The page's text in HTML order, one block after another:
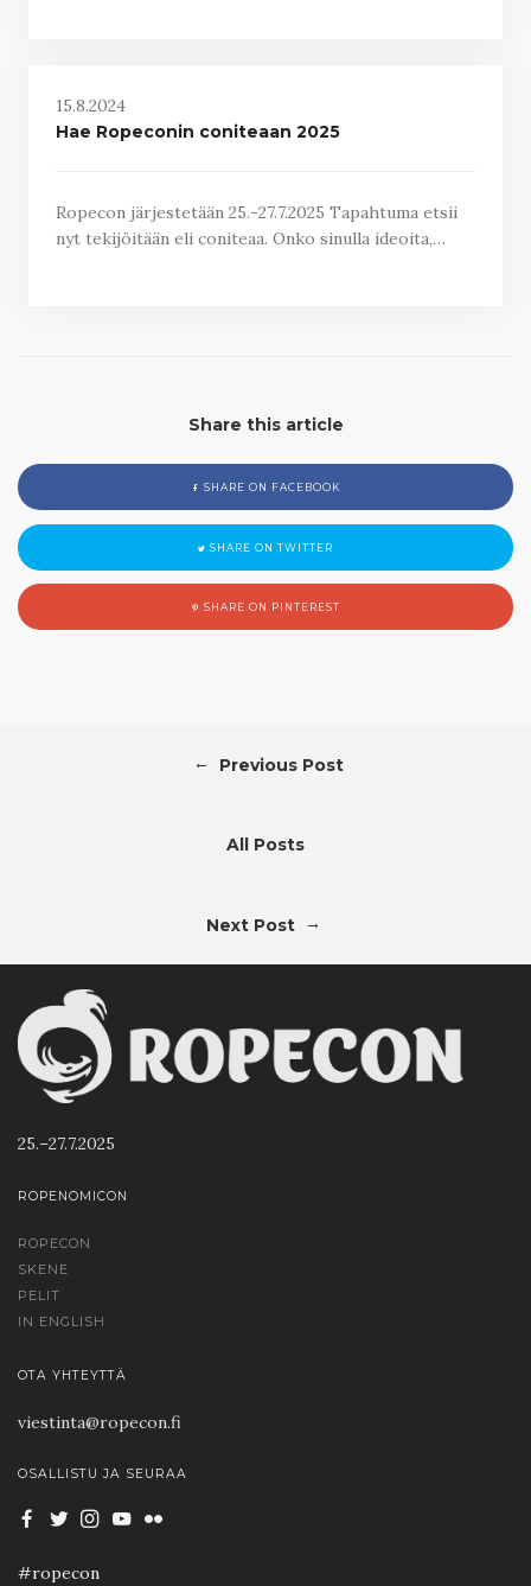
15.8.2024
Hae Ropeconin coniteaan 2025
Ropecon järjestetään 25.-27.7.2025 Tapahtuma etsii
nyt tekijöitään eli coniteaa. Onko sinulla ideoita,…
Share this article
SHARE ON FACEBOOK
SHARE ON TWITTER
SHARE ON PINTEREST
← Previous Post
All Posts
Next Post →
25.–27.7.2025
ROPENOMICON
ROPECON
SKENE
PELIT
IN ENGLISH
OTA YHTEYTTÄ
viestinta@ropecon.fi
OSALLISTU JA SEURAA
#ropecon